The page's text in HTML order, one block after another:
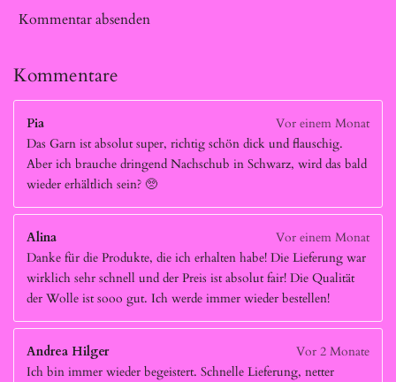
Kommentar absenden
Kommentare
Pia
Vor einem Monat
Das Garn ist absolut super, richtig schön dick und flauschig.
Aber ich brauche dringend Nachschub in Schwarz, wird das bald
wieder erhältlich sein? 🥺
Alina
Vor einem Monat
Danke für die Produkte, die ich erhalten habe! Die Lieferung war
wirklich sehr schnell und der Preis ist absolut fair! Die Qualität
der Wolle ist sooo gut. Ich werde immer wieder bestellen!
Andrea Hilger
Vor 2 Monate
Ich bin immer wieder begeistert. Schnelle Lieferung, netter